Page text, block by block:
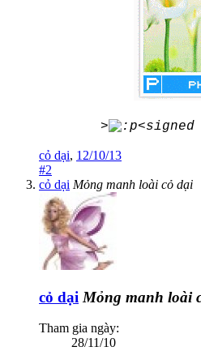
> <signed
cỏ dại, 12/10/13
#2
cỏ dại Mỏng manh loài cỏ dại
cỏ dại Mỏng manh loài
Tham gia ngày:
28/11/10